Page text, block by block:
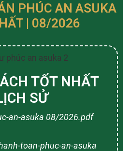
PHÚC AN ASUKA
| 08/2026
TỐT NHẤT
SỬ
an-asuka 08/2026.pdf
toan-phuc-an-asuka